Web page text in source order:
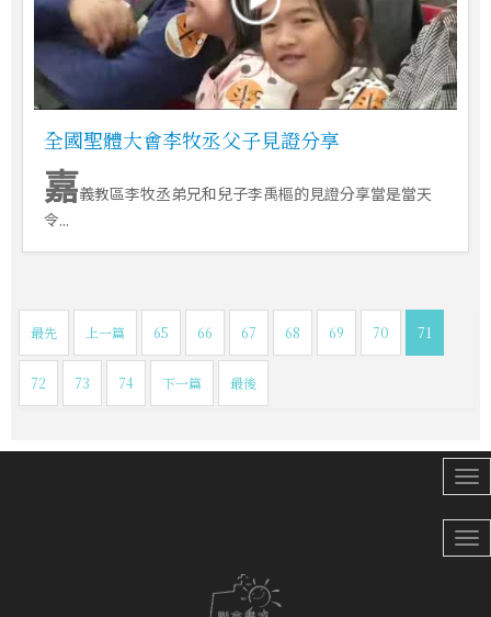
全國聖體大會李牧丞父子見證分享
嘉義教區李牧丞弟兄和兒子李禹樞的見證分享當是當天
令...
最先 上一篇 65 66 67 68 69 70 71
72 73 74 下一篇 最後